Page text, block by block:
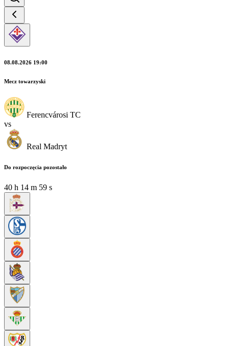
08.08.2026 19:00
Mecz towarzyski
Ferencvárosi TC
vs
Real Madryt
Do rozpoczęcia pozostało
40 h 14 m 59 s